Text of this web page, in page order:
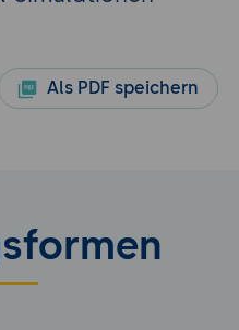
Als PDF speichern